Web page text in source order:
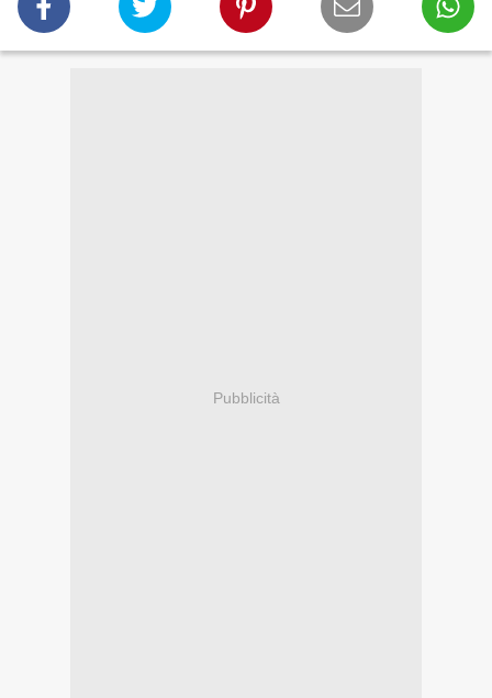
Pubblicità